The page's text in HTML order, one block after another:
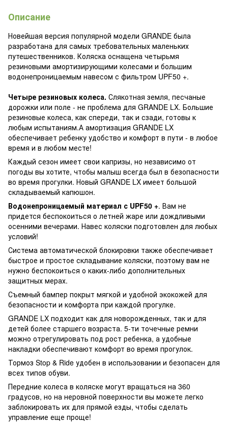
Описание
Новейшая версия популярной модели GRANDE была
разработана для самых требовательных маленьких
путешественников. Коляска оснащена четырьмя
резиновыми амортизирующими колесами и большим
водонепроницаемым навесом с фильтром UPF50 +.
Четыре резиновых колеса. Слякотная земля, песчаные
дорожки или поле - не проблема для GRANDE LX. Большие
резиновые колеса, как спереди, так и сзади, готовы к
любым испытаниям.А амортизация GRANDE LX
обеспечивает ребенку удобство и комфорт в пути - в любое
время и в любом месте!
Каждый сезон имеет свои капризы, но независимо от
погоды вы хотите, чтобы малыш всегда был в безопасности
во время прогулки. Новый GRANDE LX имеет большой
складываемый капюшон.
Водонепроницаемый материал с UPF50 +. Вам не
придется беспокоиться о летней жаре или дождливыми
осенними вечерами. Навес коляски подготовлен для любых
условий!
Система автоматической блокировки также обеспечивает
быстрое и простое складывание коляски, поэтому вам не
нужно беспокоиться о каких-либо дополнительных
защитных мерах.
Съемный бампер покрыт мягкой и удобной экокожей для
безопасности и комфорта при каждой прогулке.
GRANDE LX подходит как для новорожденных, так и для
детей более старшего возраста. 5-ти точечные ремни
можно отрегулировать под рост ребенка, а удобные
накладки обеспечивают комфорт во время прогулок.
Тормоз Stop & Ride удобен в использовании и безопасен для
всех типов обуви.
Передние колеса в коляске могут вращаться на 360
градусов, но на неровной поверхности вы можете легко
заблокировать их для прямой езды, чтобы сделать
управление еще проще!